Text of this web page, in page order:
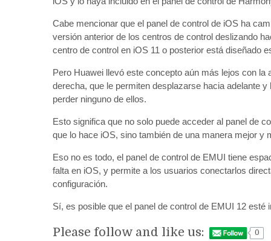
Cabe mencionar que el panel de control de iOS ha
versión anterior de los centros de control deslizando
centro de control en iOS 11 o posterior está diseñado
Pero Huawei llevó este concepto aún más lejos con
derecha, que le permiten desplazarse hacia adelante
perder ninguno de ellos.
Esto significa que no solo puede acceder al panel de
que lo hace iOS, sino también de una manera mejor y
Eso no es todo, el panel de control de EMUI tiene
falta en iOS, y permite a los usuarios conectarlos
configuración.
Sí, es posible que el panel de control de EMUI 12 esté
Please follow and like us: 0